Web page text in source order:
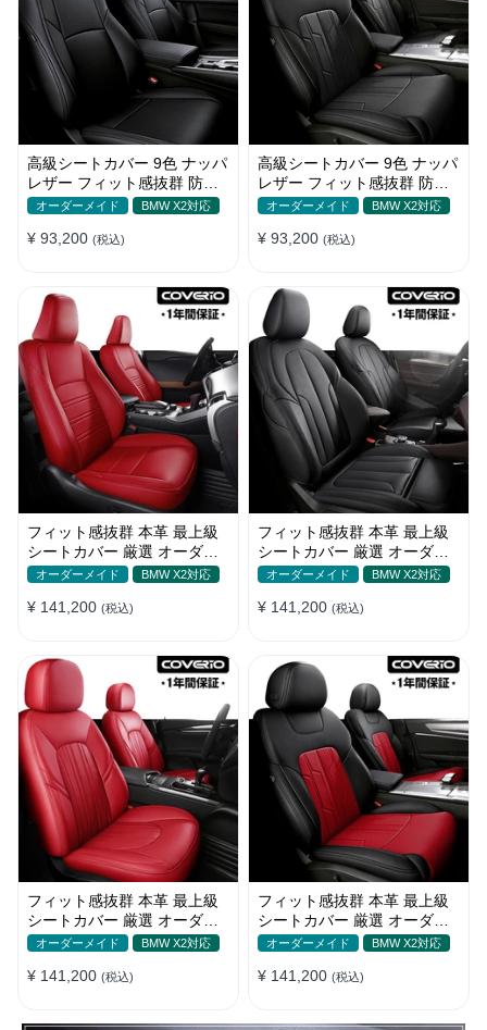
高級シートカバー 9色 ナッパ
レザー フィット感抜群 防水
防汚 オーダーメイド 全席セ
オーダーメイド BMW X2対応
¥ 93,200 (税込)
高級シートカバー 9色 ナッパ
レザー フィット感抜群 防水
防汚 オーダーメイド 全席セ
オーダーメイド BMW X2対応
¥ 93,200 (税込)
フィット感抜群 本革 最上級
シートカバー 厳選 オーダー
メイド 防水 雰囲気 全席セッ
オーダーメイド BMW X2対応
¥ 141,200 (税込)
フィット感抜群 本革 最上級
シートカバー 厳選 オーダー
メイド 防水 雰囲気 全席セッ
オーダーメイド BMW X2対応
¥ 141,200 (税込)
フィット感抜群 本革 最上級
シートカバー 厳選 オーダー
メイド 防水 汚れ防止 全席セ
オーダーメイド BMW X2対応
¥ 141,200 (税込)
フィット感抜群 本革 最上級
シートカバー 厳選 オーダー
メイド 防水 雰囲気 全席セッ
オーダーメイド BMW X2対応
¥ 141,200 (税込)